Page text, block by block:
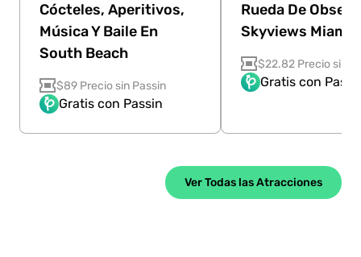
Ver Todas las Atracciones
Cócteles, Aperitivos,
Música Y Baile En
South Beach
$89 Precio sin Passin
Gratis con Passin
Rueda De
Skyviews Miami
$22.82 Precio sin
Gratis con